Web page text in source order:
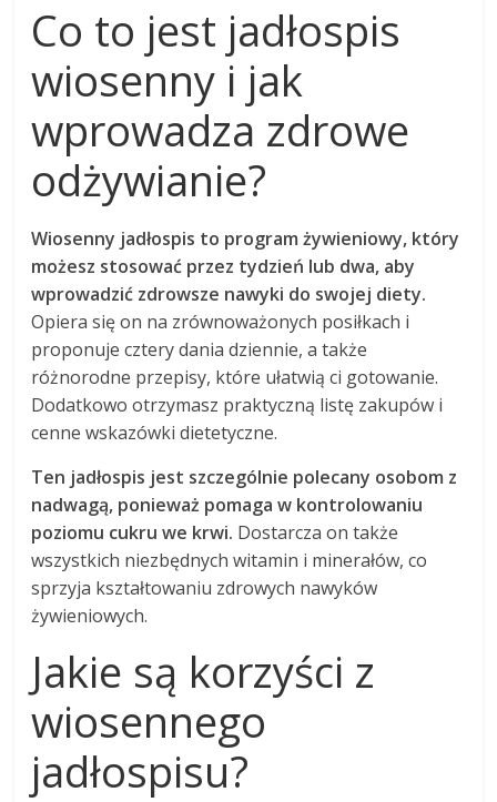
Co to jest jadłospis
wiosenny i jak
wprowadza zdrowe
odżywianie?
Wiosenny jadłospis to program żywieniowy, który
możesz stosować przez tydzień lub dwa, aby
wprowadzić zdrowsze nawyki do swojej diety.
Opiera się on na zrównoważonych posiłkach i
proponuje cztery dania dziennie, a także
różnorodne przepisy, które ułatwią ci gotowanie.
Dodatkowo otrzymasz praktyczną listę zakupów i
cenne wskazówki dietetyczne.
Ten jadłospis jest szczególnie polecany osobom z
nadwagą, ponieważ pomaga w kontrolowaniu
poziomu cukru we krwi. Dostarcza on także
wszystkich niezbędnych witamin i minerałów, co
sprzyja kształtowaniu zdrowych nawyków
żywieniowych.
Jakie są korzyści z
wiosennego
jadłospisu?